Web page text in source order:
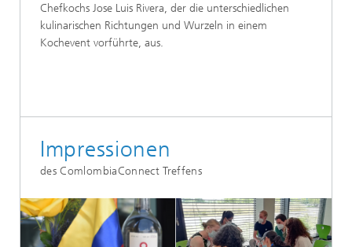
Chefkochs Jose Luis Rivera, der die unterschiedlichen
kulinarischen Richtungen und Wurzeln in einem
Kochevent vorführte, aus.
Impressionen
des ComlombiaConnect Treffens